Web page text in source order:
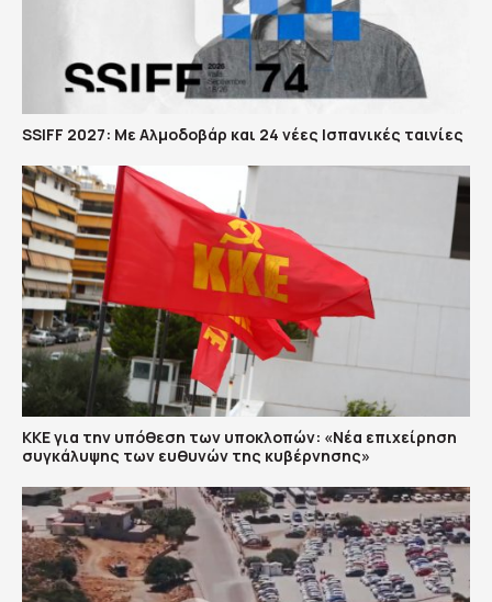
SSIFF 2027: Με Αλμοδοβάρ και 24 νέες Ισπανικές ταινίες
ΚΚΕ για την υπόθεση των υποκλοπών: «Νέα επιχείρηση
συγκάλυψης των ευθυνών της κυβέρνησης»